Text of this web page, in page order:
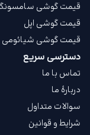
قیمت گوشی
قیمت گوشی اپل
قیمت گوشی شیائومی
دسترسی سریع
تماس با ما
دربارهٔ ما
سوالات متداول
شرایط و قوانین